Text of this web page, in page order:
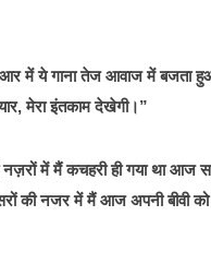
में ये गाना तेज आवाज में बजता
मेरा इंतकाम देखेगी।”
नज़रों में मैं कचहरी ही गया था आज
की नजर में मैं आज अपनी बीवी को